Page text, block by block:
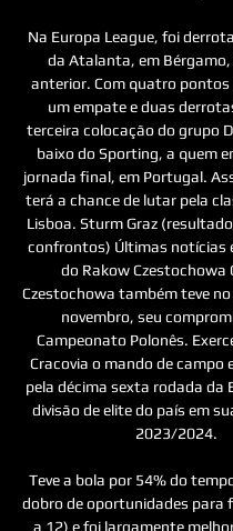
Na Europa League, foi
da Atalanta, em
anterior. Com quatro pontos
um empate e duas
terceira colocação do grupo
baixo do Sporting, a quem
jornada final, em Portugal.
terá a chance de lutar pela
Lisboa. Sturm Graz
confrontos) Últimas notícias
do Rakow Czestochowa
Czestochowa também teve
novembro, seu
Campeonato Polonês.
Cracovia o mando de campo
pela décima sexta rodada da
divisão de elite do país em
2023/2024.
Teve a bola por 54% do
dobro de oportunidades para
a 12) e foi largamente